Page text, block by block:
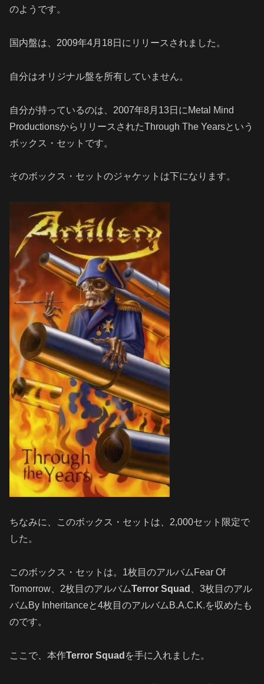
のようです。
国内盤は、2009年4月18日にリリースされました。
自分はオリジナル盤を所有していません。
自分が持っているのは、2007年8月13日にMetal Mind
ProductionsからリリースされたThrough The Yearsという
ボックス・セットです。
そのボックス・セットのジャケットは下になります。
ちなみに、このボックス・セットは、2,000セット限定で
した。
このボックス・セットは。1枚目のアルバムFear Of
Tomorrow、2枚目のアルバムTerror Squad
、3枚目のアル
バムBy Inheritanceと4枚目のアルバムB.A.C.K.を収めたも
のです。
ここで、本作Terror Squad を手に入れました。